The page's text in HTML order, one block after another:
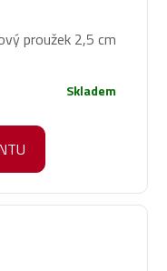
proužek 2,5 cm
Skladem